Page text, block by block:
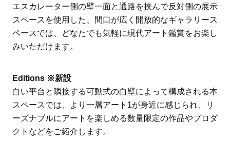
エスカレーター側の壁一面と通路を挟んで反対側の展示
スペースを使用した、間口が広く開放的なギャラリース
ペースでは、どなたでも気軽に現代アート鑑賞をお楽し
みいただけます。
Editions ※新設
白い平台と隣接する可動式の白壁によって構成される本
スペースでは、より一層アート1が身近に感じられ、リ
ーズナブルにアートを楽しめる数量限定の作品やプロダ
クトなどをご紹介します。